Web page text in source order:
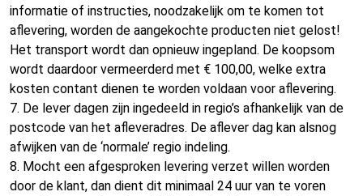
informatie of instructies, noodzakelijk om te komen tot
aflevering, worden de aangekochte producten niet gelost!
Het transport wordt dan opnieuw ingepland. De koopsom
wordt daardoor vermeerderd met € 100,00, welke extra
kosten contant dienen te worden voldaan voor aflevering.
7. De lever dagen zijn ingedeeld in regio’s afhankelijk van de
postcode van het afleveradres. De aflever dag kan alsnog
afwijken van de ‘normale’ regio indeling.
8. Mocht een afgesproken levering verzet willen worden
door de klant, dan dient dit minimaal 24 uur van te voren